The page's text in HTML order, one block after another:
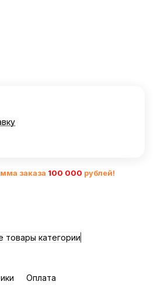
заказа 100 000 рублей!
товары категории
Оплата